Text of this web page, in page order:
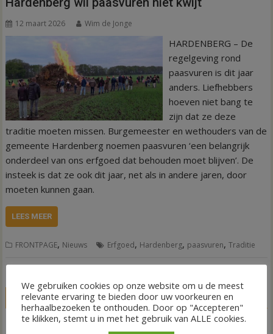
12 maart 2026 Wim de Jonge
HARDENBERG – De
regelgeving rond
paasvuren is dit jaar
anders. Liefhebbers
hoeven niet bang te
zijn dat ze deze
traditie moeten missen. Burgemeester en wethouders van de
gemeente Hardenberg noemen paasvuren ‘een belangrijk
onderdeel van ons erfgoed dat behouden moet blijven’. De
insteek is dat ze ook dit jaar, net als in andere jaren, door
moeten kunnen gaan.
LEES MEER
FRONTPAGE, Nieuws Erfgoed, Hardenberg, paasvuren,Traditie
LIVE
We gebruiken cookies op onze website om u de meest
relevante ervaring te bieden door uw voorkeuren en
herhaalbezoeken te onthouden. Door op "Accepteren"
te klikken, stemt u in met het gebruik van ALLE cookies.